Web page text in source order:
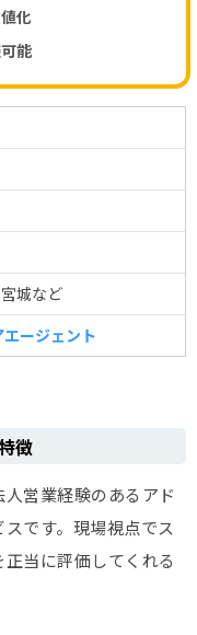
化
能
城など
ージェント
徴
営業経験のあるアド
です。現場視点でス
当に評価してくれる